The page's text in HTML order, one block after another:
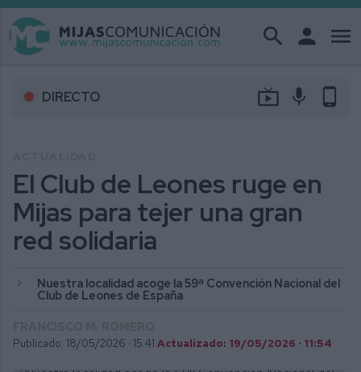
search person menu
DIRECTO live_tv mic phone_android
El Club de Leones ruge en
Mijas para tejer una gran
red solidaria
Nuestra localidad acoge la 59ª Convención Nacional del
Club de Leones de España
Publicado: 18/05/2026 · 15:41 Actualizado: 19/05/2026 · 11:54